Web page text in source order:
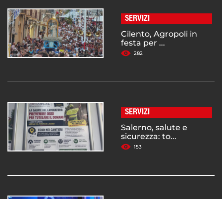
SERVIZI
Cilento, Agropoli in
festa per ...
282
SERVIZI
Salerno, salute e
sicurezza: to...
153